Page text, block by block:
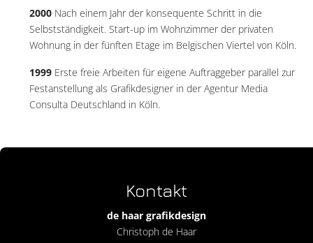
2000 Nach einem Jahr der konsequente Schritt in die
Selbstständigkeit. Start-up im Wohnzimmer der privaten
Wohnung in der fünften Etage im Belgischen Viertel von Köln.
1999 Erste freie Arbeiten für eigene Auftraggeber parallel zur
Festanstellung als Grafikdesigner in der Agentur Media
Consulta Deutschland in Köln.
Kontakt
de haar grafikdesign
Christoph de Haar